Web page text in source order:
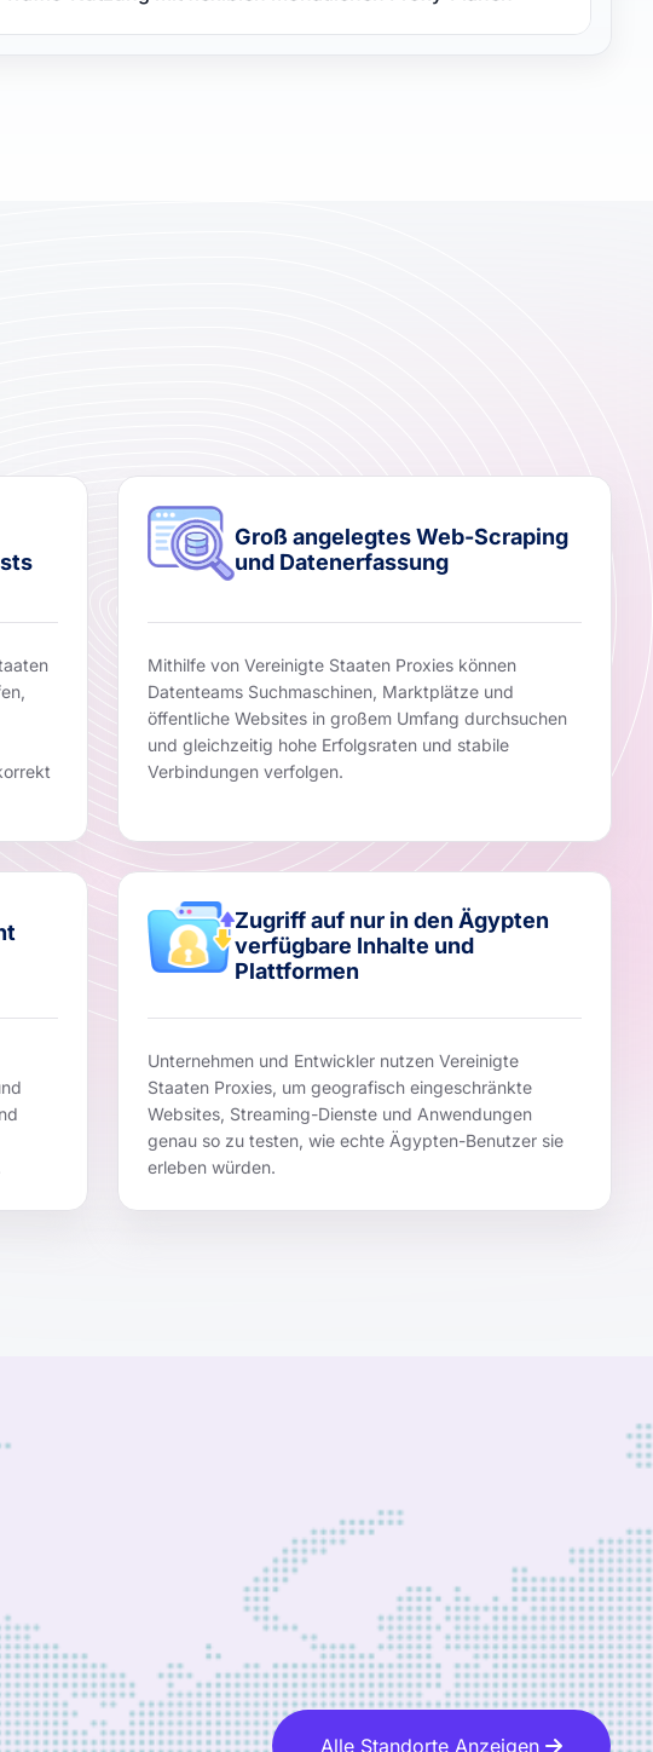
Groß angelegtes Web-Scraping
und Datenerfassung
Mithilfe von Vereinigte Staaten Proxies können
Datenteams Suchmaschinen, Marktplätze und
öffentliche Websites in großem Umfang durchsuchen
und gleichzeitig hohe Erfolgsraten und stabile
Verbindungen verfolgen.
Zugriff auf nur in den Ägypten
verfügbare Inhalte und
Plattformen
Unternehmen und Entwickler nutzen Vereinigte
Staaten Proxies, um geografisch eingeschränkte
Websites, Streaming-Dienste und Anwendungen
genau so zu testen, wie echte Ägypten-Benutzer sie
erleben würden.
Alle Standorte Anzeigen